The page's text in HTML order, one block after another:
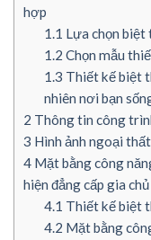
hợp
1.1 Lựa chọn biệt
1.2 Chọn mẫu
1.3 Thiết kế biệt
nhiên nơi bạn
2 Thông tin công
3 Hình ảnh ngoại
4 Mặt bằng công
hiện đẳng cấp gia chủ
4.1 Thiết kế biệt
4.2 Mặt bằng